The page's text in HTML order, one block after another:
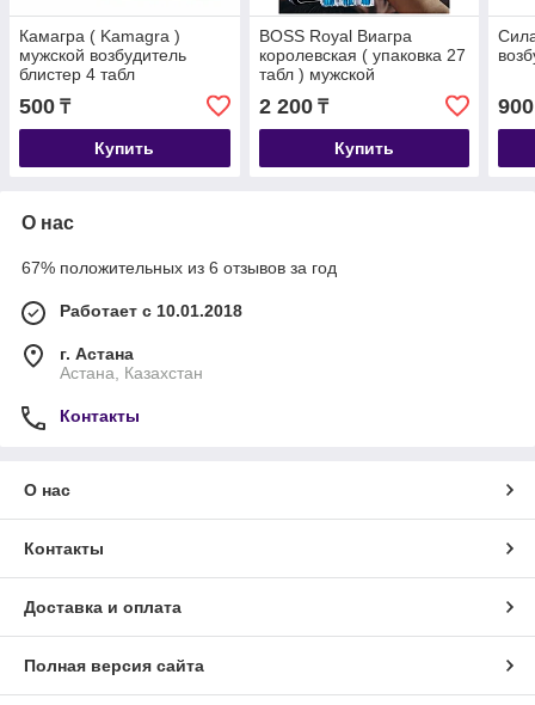
Камагра ( Kamagra )
мужской возбудитель
блистер 4 табл
500 ₸
Купить
BOSS Royal Виагра
королевская ( упаковка 27
табл ) мужской
возбудитель
2 200₸
Купить
900
О нас
67% положительных из 6 отзывов за год
Работает с 10.01.2018
г. Астана
Астана, Казахстан
Контакты
О нас
Контакты
Доставка и оплата
Полная версия сайта